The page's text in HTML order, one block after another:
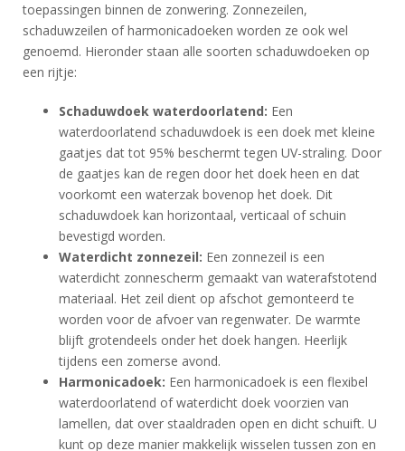
toepassingen binnen de zonwering. Zonnezeilen,
schaduwzeilen of harmonicadoeken worden ze ook wel
genoemd. Hieronder staan alle soorten schaduwdoeken op
een rijtje:
Schaduwdoek waterdoorlatend: Een
waterdoorlatend schaduwdoek is een doek met kleine
gaatjes dat tot 95% beschermt tegen UV-straling. Door
de gaatjes kan de regen door het doek heen en dat
voorkomt een waterzak bovenop het doek. Dit
schaduwdoek kan horizontaal, verticaal of schuin
bevestigd worden.
Waterdicht zonnezeil: Een zonnezeil is een
waterdicht zonnescherm gemaakt van waterafstotend
materiaal. Het zeil dient op afschot gemonteerd te
worden voor de afvoer van regenwater. De warmte
blijft grotendeels onder het doek hangen. Heerlijk
tijdens een zomerse avond.
Harmonicadoek: Een harmonicadoek is een flexibel
waterdoorlatend of waterdicht doek voorzien van
lamellen, dat over staaldraden open en dicht schuift. U
kunt op deze manier makkelijk wisselen tussen zon en